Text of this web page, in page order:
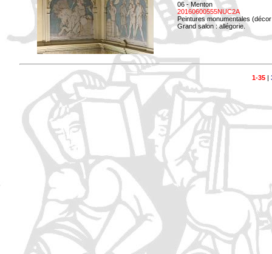
06 - Menton
20160600555NUC2A
Peintures monumentales
Grand salon : allégorie.
1-35|